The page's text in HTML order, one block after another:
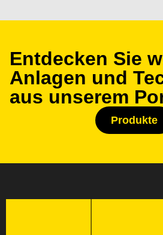
Entdecken Sie
Anlagen und
aus unserem
Produkte